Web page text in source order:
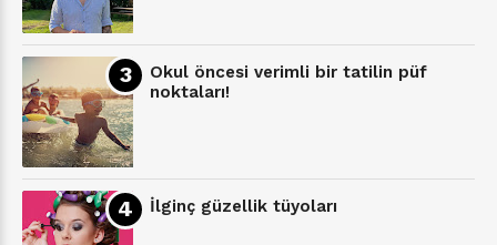
Okul öncesi verimli bir tatilin püf
noktaları!
İlginç güzellik tüyoları